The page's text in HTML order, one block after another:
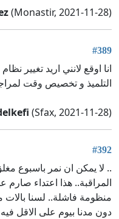
(Monastir, 2021-11-28)
#389
انا اوقع لانني اريد تغيير
التلميذ و تخصيص وقت
(Sfax, 2021-11-28)
#392
.. لا يمكن ان نمر باسبوع
المراقبة.. هذا اعتداء صارم
منظومة فاشلة.. لسنا
دون مدنا بيوم على الاقل